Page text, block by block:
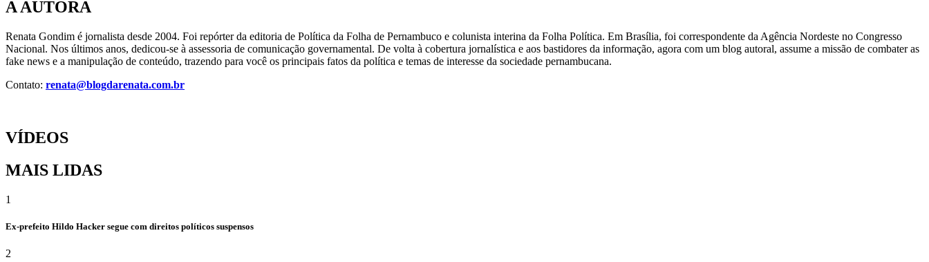
A AUTORA
Renata Gondim é jornalista desde 2004. Foi repórter da editoria de Política da Folha de Pernambuco e colunista interina da Folha Política. Em Brasília, foi correspondente da Agência Nordeste no Congresso
Nacional. Nos últimos anos, dedicou-se à assessoria de comunicação governamental. De volta à cobertura jornalística e aos bastidores da informação, agora com um blog autoral, assume a missão de combater as
fake news e a manipulação de conteúdo, trazendo para você os principais fatos da política e temas de interesse da sociedade pernambucana.
Contato: renata@blogdarenata.com.br
VÍDEOS
MAIS LIDAS
1
Ex-prefeito Hildo Hacker segue com direitos políticos suspensos
2